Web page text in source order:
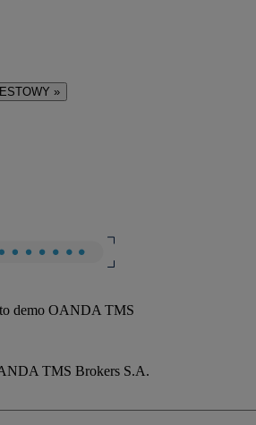
»
demo OANDA TMS
TMS Brokers S.A.